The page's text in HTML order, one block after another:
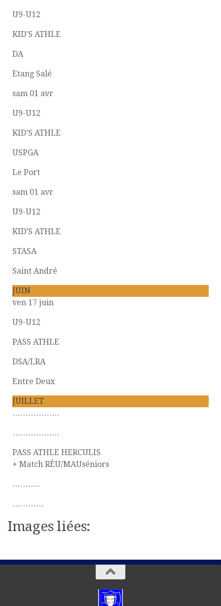
U9-U12
KID’S ATHLE
DA
Etang Salé
sam 01 avr
U9-U12
KID’S ATHLE
USPGA
Le Port
sam 01 avr
U9-U12
KID’S ATHLE
STASA
Saint André
JUIN
ven 17 juin
U9-U12
PASS ATHLE
DSA/LRA
Entre Deux
JUILLET
………………
………………
PASS ATHLE HERCULIS
+ Match RÉU/MAUséniors
………..
…………
Images liées: